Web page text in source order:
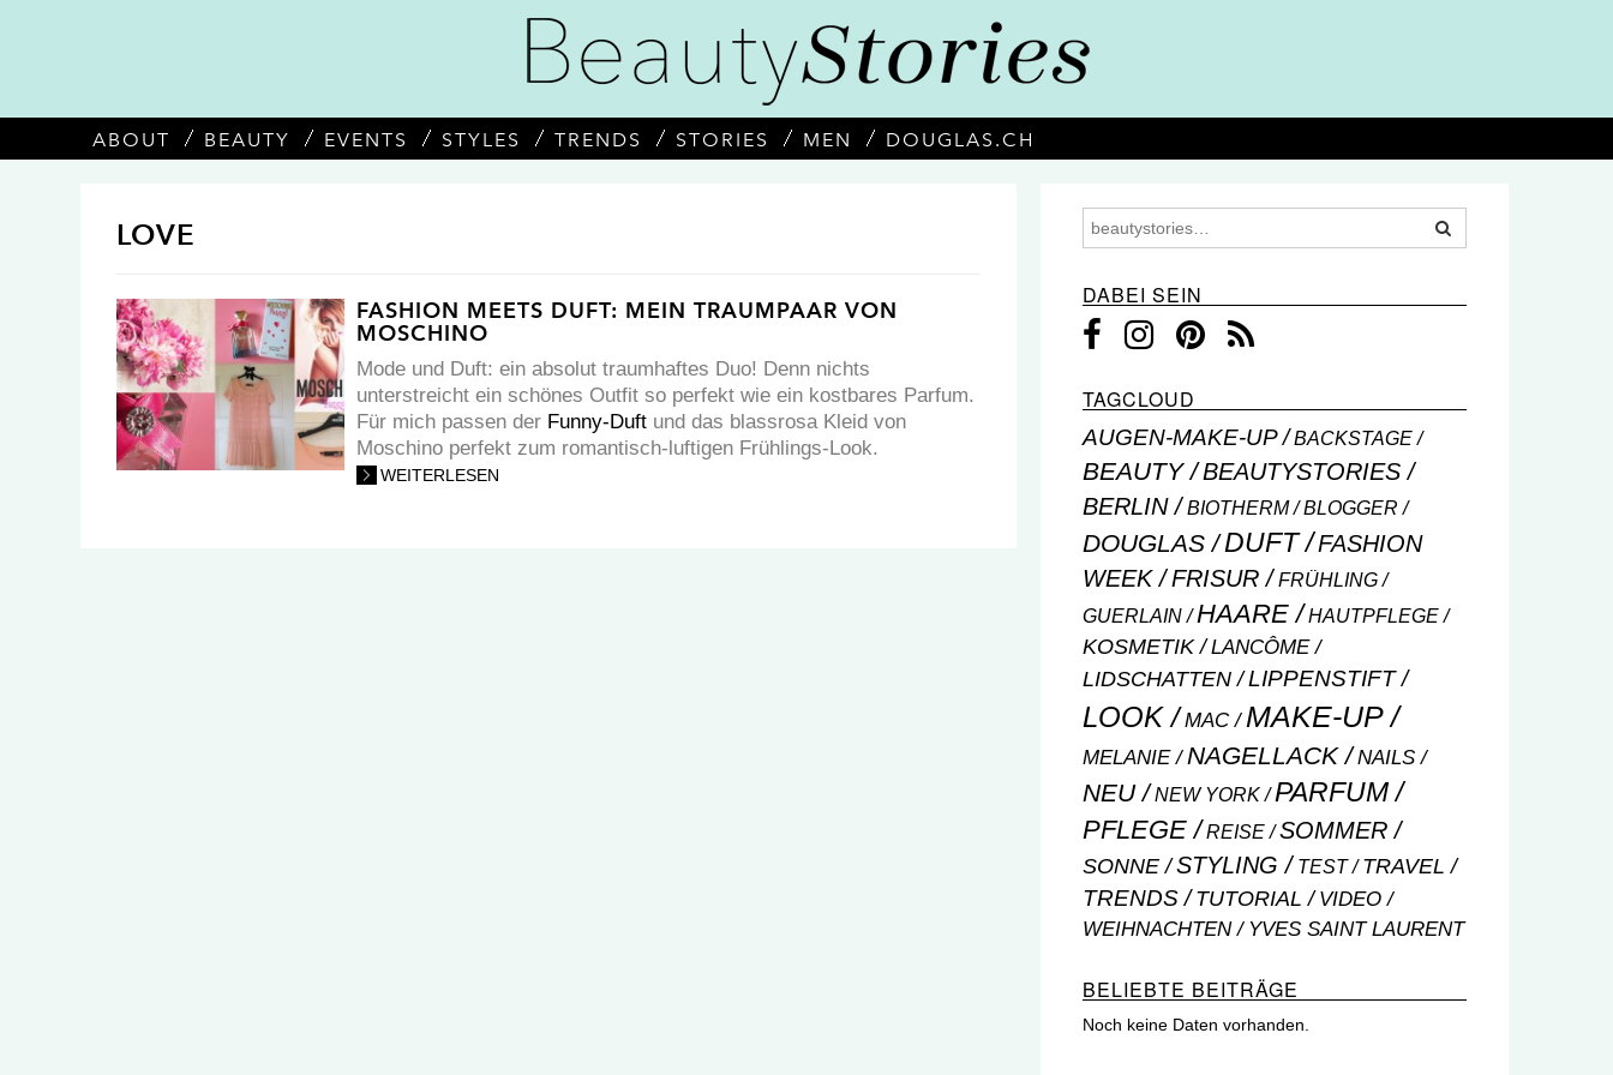
ABOUT BEAUTY EVENTS STYLES TRENDS STORIES MEN DOUGLAS.CH
LOVE
FASHION MEETS DUFT: MEIN TRAUMPAAR VON
MOSCHINO
Mode und Duft: ein absolut traumhaftes Duo! Denn nichts
unterstreicht ein schönes Outfit so perfekt wie ein kostbares Parfum.
Für mich passen der Funny-Duft und das blassrosa Kleid von
Moschino perfekt zum romantisch-luftigen Frühlings-Look.
WEITERLESEN
DABEI SEIN
TAGCLOUD
AUGEN-MAKE-UP BACKSTAGE
BEAUTY
BEAUTYSTORIES
BERLIN
BIOTHERM BLOGGER
DOUGLAS DUFT
FASHION
WEEK
FRISUR FRÜHLING
GUERLAIN HAARE HAUTPFLEGE
KOSMETIK
LANCÔME
LIDSCHATTEN
LIPPENSTIFT
LOOK MAC MAKE-UP
MELANIE NAGELLACK NAILS
NEU NEW YORK PARFUM
PFLEGE REISE SOMMER
SONNE STYLING TEST TRAVEL
TRENDS TUTORIAL VIDEO
WEIHNACHTEN YVES SAINT LAURENT
BELIEBTE BEITRÄGE
Noch keine Daten vorhanden.